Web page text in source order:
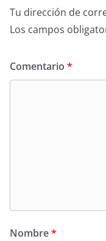
Tu dirección de
Los campos
Comentario *
Nombre*